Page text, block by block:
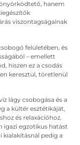
hanem
viszontagságainak
felületében, és
– emellett
hiszen ez a csodás
keresztül, töretlenül
lágy csobogása és a
a kültér esztétikáját,
és relaxációhoz.
igazi egzotikus hatást
kialakításnál pedig a